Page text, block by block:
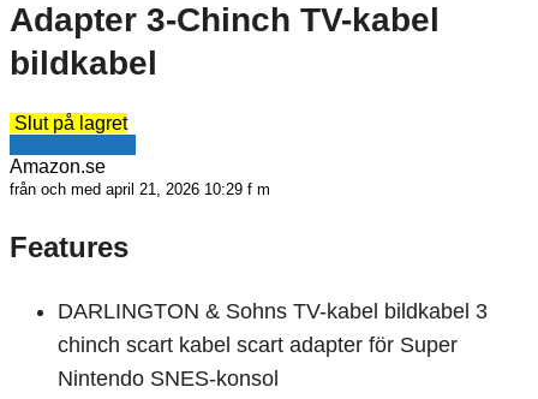
Adapter 3-Chinch TV-kabel
bildkabel
Slut på lagret
Amazon.se
från och med april 21, 2026 10:29 f m
Features
DARLINGTON & Sohns TV-kabel bildkabel 3
chinch scart kabel scart adapter för Super
Nintendo SNES-konsol